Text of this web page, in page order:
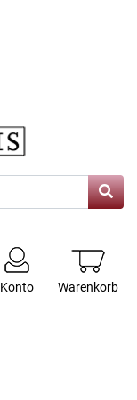
Warenkorb
Konto